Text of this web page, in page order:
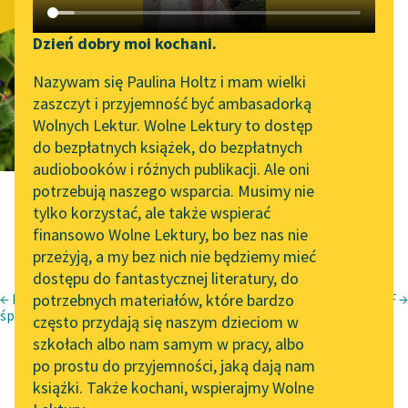
Katalog DAISY
Podkasty o książkach
Zgłoś brak utworu
Aktualności
„Prokurator Alicja Horn”
do słuchania
Byliśmy częścią AI Impact
Lab
Zapraszamy na spotkanie
online z tłumaczkami
literatury skandynawskiej
Spotkanie z Katarzyną
Tunkiel w Oslo
102. lata temu zmarł
Joseph Conrad
Narzędzia
Mapa Wolnych Lektur
Leśmianator
Przewodnik dla piszących i
czytających
API
OAI-PMH
Widget Wolnych Lektur
Przypisy
Dzień dobry moi kochani.
Nazywam się Paulina Holtz i mam wielki
zaszczyt i przyjemność być ambasadorką
Wolnych Lektur. Wolne Lektury to dostęp
do bezpłatnych książek, do bezpłatnych
audiobooków i różnych publikacji. Ale oni
potrzebują naszego wsparcia. Musimy nie
tylko korzystać, ale także wspierać
finansowo Wolne Lektury, bo bez nas nie
przeżyją, a my bez nich nie będziemy mieć
dostępu do fantastycznej literatury, do
potrzebnych materiałów, które bardzo
często przydają się naszym dzieciom w
szkołach albo nam samym w pracy, albo
po prostu do przyjemności, jaką dają nam
książki. Także kochani, wspierajmy Wolne
dwudziesta
ósma. Wada
wzroku się
powiększa
Pieśń dwudziesta dziewiąta. Blu przechodzi do punktu F →
← Pieśń dwudziesta siódma. Kobieta o miłosiernym spojrzeniu
śpiewa
Bianka Rolando
Biała książka
Niebo